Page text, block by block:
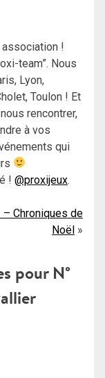
!
team”. Nous
Lyon,
Toulon ! Et
rencontrer,
à vos
qui
! @proxijeux.
– Chroniques de
Noël
pour N°